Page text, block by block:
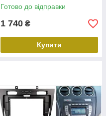
Готово до відправки
1 740 ₴
Купити